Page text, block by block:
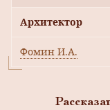
Архитектор
Фомин И.А.